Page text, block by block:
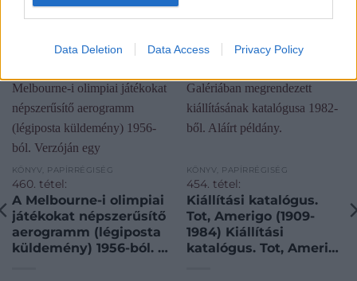
Data Deletion Data Access Privacy Policy
KÖNYV, PAPÍRRÉGISÉG
460. tétel:
A Melbourne-i olimpiai
játékokat népszerűsítő
aerogramm (légiposta
küldemény) 1956-ból. A
KÖNYV, PAPÍRRÉGISÉG
454. tétel:
Kiállítási katalógus.
Tot, Amerigo (1909-
1984) Kiállítási
katalógus. Tot, Amerigo